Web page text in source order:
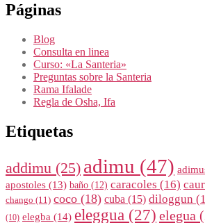
Páginas
Blog
Consulta en linea
Curso: «La Santeria»
Preguntas sobre la Santeria
Rama Ifalade
Regla de Osha, Ifa
Etiquetas
addimu (25) adimu (47)
apostoles (13) baño (12) caracoles (16)
chango (11) coco (18) cuba (15) diloggun
(10) elegba (14) eleggua (27) elegua